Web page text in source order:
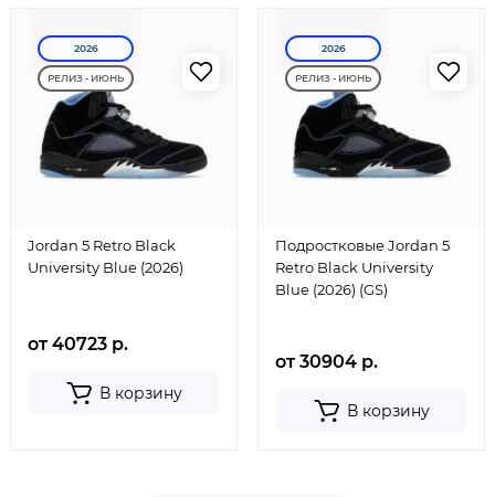
2026
РЕЛИЗ - ИЮНЬ
Jordan 5 Retro Black
University Blue (2026)
от 40723 р.
В корзину
2026
РЕЛИЗ - ИЮНЬ
Подростковые Jordan 5
Retro Black University
Blue (2026) (GS)
от 30904 р.
В корзину